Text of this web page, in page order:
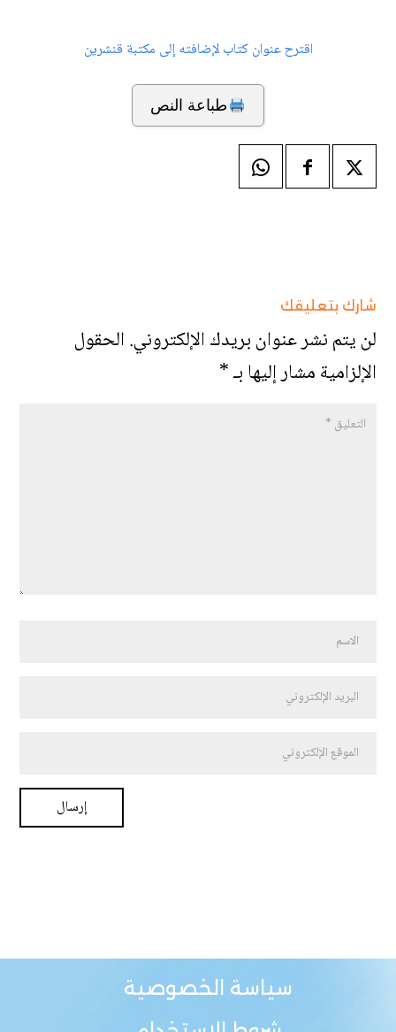
اقترح عنوان كتاب لإضافته إلى مكتبة قنشرين
طباعة النص
شارك بتعليقك
لن يتم نشر عنوان بريدك الإلكتروني.الحقول
الإلزامية مشار إليها بـ*
سياسة الخصوصية